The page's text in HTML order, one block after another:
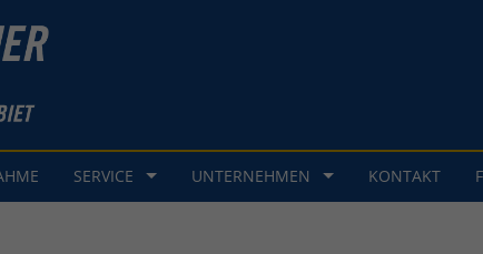
SERVICE UNTERNEHMEN KONTAKT